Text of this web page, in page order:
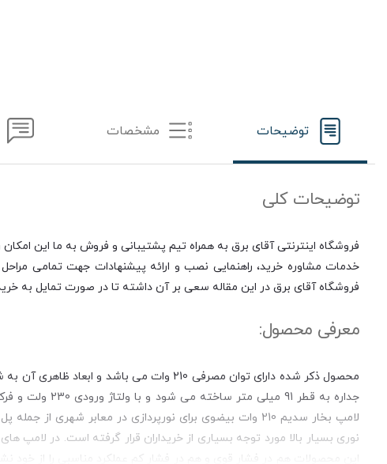
توضیحات مشخصات
توضیحات کلی
فروشگاه اینترنتی آقای برق به همراه تیم پشتیبانی و فروش به ما این
خدمات مشاوره خرید، راهنمایی نصب و ارائه پیشنهادات جهت تمامی
فروشگاه آقای برق در این مقاله سعی بر آن داشته تا در صورت تمایل به
معرفی محصول:
لامپ بخار سدیم 210 وات بیضوی برای نورپردازی در معابر
نوری بسیار بالا مورد توجه بسیاری از خریداران قرار گرفته است. در لامپ
این محصولات هم در فشار قوی و هم در فشار کم عملکرد مناسبی را از